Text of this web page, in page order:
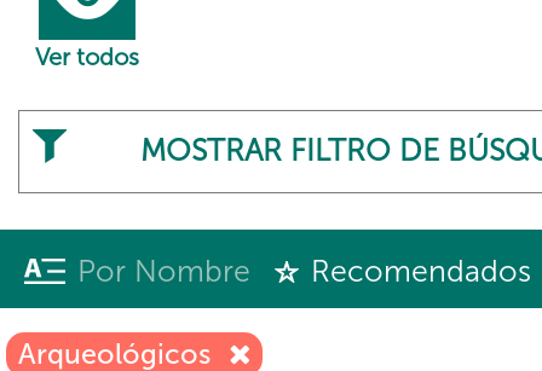
Ver todos
MOSTRAR FILTRO DE
Por Nombre Recomendados
Arqueológicos